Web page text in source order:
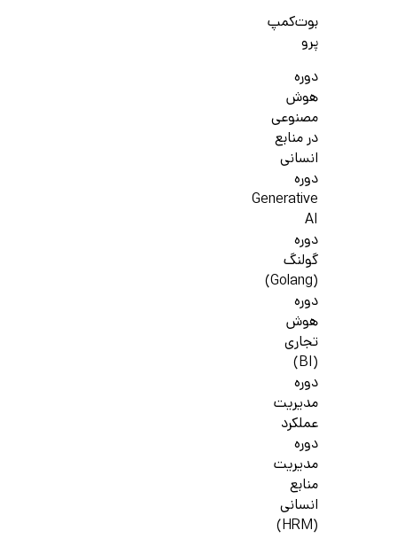
بوت‌کمپ
پرو
دوره
هوش
مصنوعی
در منابع
انسانی
دوره
Generative
AI
دوره
گولنگ
(Golang)
دوره
هوش
تجاری
(BI)
دوره
مدیریت
عملکرد
دوره
مدیریت
منابع
انسانی
(HRM)